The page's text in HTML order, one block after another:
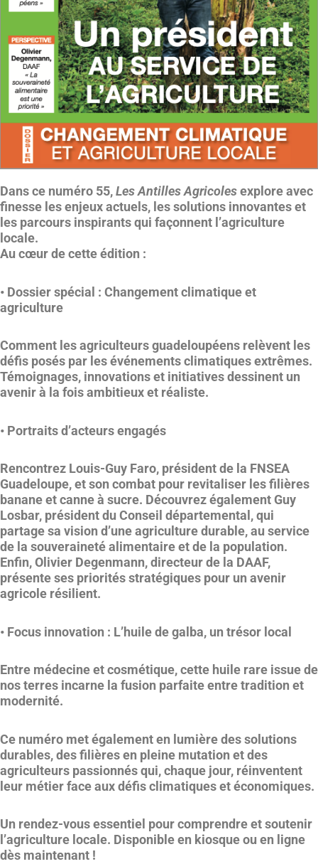
Dans ce numéro 55,Les Antilles Agricolesexplore avec
finesse les enjeux actuels, les solutions innovantes et
les parcours inspirants qui façonnent l’agriculture
locale.
Au cœur de cette édition :
• Dossier spécial : Changement climatique et
agriculture
Comment les agriculteurs guadeloupéens relèvent les
défis posés par les événements climatiques extrêmes.
Témoignages, innovations et initiatives dessinent un
avenir à la fois ambitieux et réaliste.
• Portraits d’acteurs engagés
Rencontrez Louis-Guy Faro, président de la FNSEA
Guadeloupe, et son combat pour revitaliser les filières
banane et canne à sucre. Découvrez également Guy
Losbar, président du Conseil départemental, qui
partage sa vision d’une agriculture durable, au service
de la souveraineté alimentaire et de la population.
Enfin, Olivier Degenmann, directeur de la DAAF,
présente ses priorités stratégiques pour un avenir
agricole résilient.
• Focus innovation : L’huile de galba, un trésor local
Entre médecine et cosmétique, cette huile rare issue de
nos terres incarne la fusion parfaite entre tradition et
modernité.
Ce numéro met également en lumière des solutions
durables, des filières en pleine mutation et des
agriculteurs passionnés qui, chaque jour, réinventent
leur métier face aux défis climatiques et économiques.
Un rendez-vous essentiel pour comprendre et soutenir
l’agriculture locale. Disponible en kiosque ou en ligne
dès maintenant !